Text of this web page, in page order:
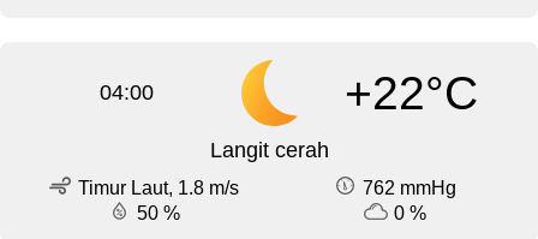
04:00 +22°C
Langit cerah
Timur Laut, 1.8 m/s
762 mmHg
50 %
0 %